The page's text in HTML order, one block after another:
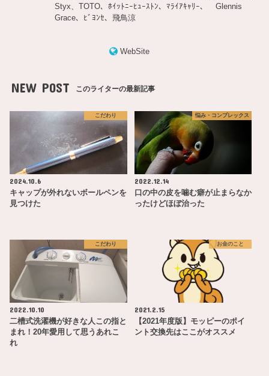
Styx、TOTO、ﾎｲｯﾄﾆｰﾋｭｰｽﾄﾝ、ﾏﾗｲｱｷｬﾘｰ、 Glennis
Grace、ﾋﾞﾖﾝｾ、飛鳥涼
WebSite
NEW POST このライターの最新記事
こだわり
2024.10.6
キャップが外れないボールペンを
見つけた
悩み・コンプレックス
2022.12.14
口の中の皮を噛む癖が止まらなか
ったけどほぼ治った
こだわり
2022.10.10
二槽式洗濯機が好きな人この指と
まれ！20年愛用して思うあれこ
れ
お金のこと
2021.2.15
【2021年度版】モッピーのポイ
ント交換先はここがオススメ